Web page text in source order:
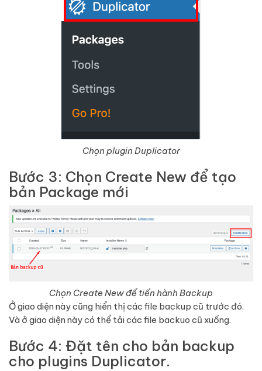
Chọn plugin Duplicator
Bước 3: Chọn Create New để tạo
bản Package mới
Chọn Create New để tiến hành Backup
Ở giao diện này cũng hiển thị các file backup cũ trước đó.
Và ở giao diện này có thể tải các file backuo cũ xuống.
Bước 4: Đặt tên cho bản backup
cho plugins Duplicator.